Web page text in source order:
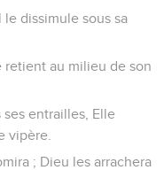
le dissimule sous sa
retient au milieu de son
ses entrailles, Elle
vipère.
; Dieu les arrachera